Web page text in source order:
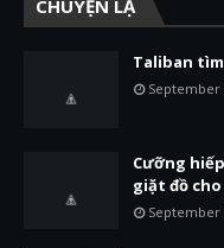
CHUYỆN LẠ
Taliban
September
Cưỡng
giặt đồ
September